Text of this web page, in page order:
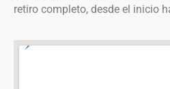
retiro completo, desde el inicio